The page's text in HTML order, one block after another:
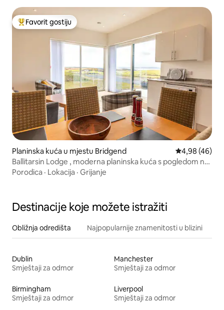
Glavni favorit gostiju
Favorit gostiju
Planinska kuća u mjestu Bridgend Prosječna
4,98 (46)
Ballitarsin Lodge , moderna planinska kuća s pogledom na
jezero
Porodica · Lokacija · Grijanje
Destinacije koje možete istražiti
Obližnja odredišta Najpopularnije znamenitosti u blizini
Dublin
Smještaji za odmor
Manchester
Smještaji za odmor
Birmingham
Smještaji za odmor
Liverpool
Smještaji za odmor